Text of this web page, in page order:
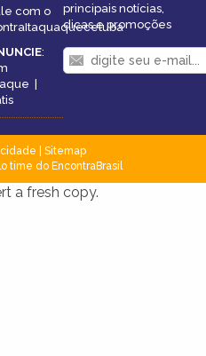
com o
:
principais notícias,
dicas e promoções
Sitemap
time do EncontraBrasil
a fresh copy.